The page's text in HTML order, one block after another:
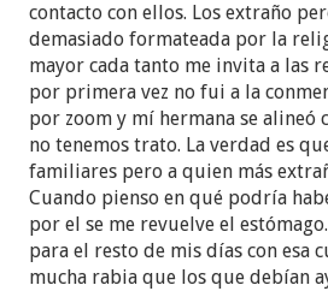
contacto con ellos. Los extraño
demasiado formateada por la
mayor cada tanto me invita a las
por primera vez no fui a la
por zoom y mí hermana se alineó
no tenemos trato. La verdad es
familiares pero a quien más
Cuando pienso en qué podría
por el se me revuelve el
para el resto de mis días con esa
mucha rabia que los que debían